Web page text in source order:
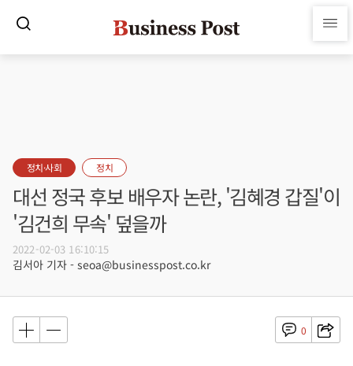
정치·사회 정치
대선 정국 후보 배우자 논란, '김혜경 갑질'이
'김건희 무속' 덮을까
2022-02-03 16:10:15
김서아 기자 - seoa@businesspost.co.kr
0